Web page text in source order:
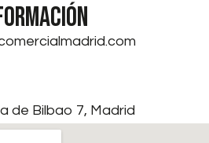
de Bilbao 7, Madrid